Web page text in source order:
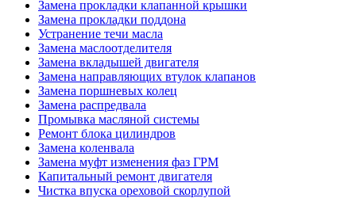
Замена прокладки клапанной крышки
Замена прокладки поддона
Устранение течи масла
Замена маслоотделителя
Замена вкладышей двигателя
Замена направляющих втулок клапанов
Замена поршневых колец
Замена распредвала
Промывка масляной системы
Ремонт блока цилиндров
Замена коленвала
Замена муфт изменения фаз ГРМ
Капитальный ремонт двигателя
Чистка впуска ореховой скорлупой